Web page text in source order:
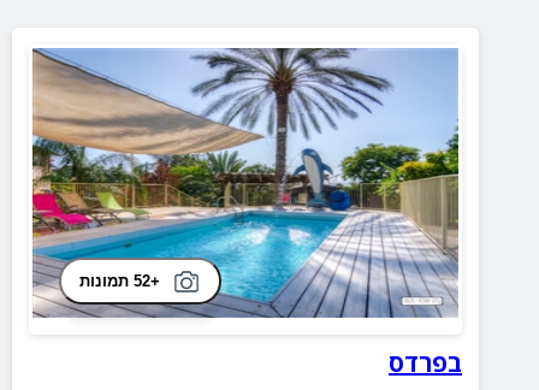
+52 תמונות
בפרדס